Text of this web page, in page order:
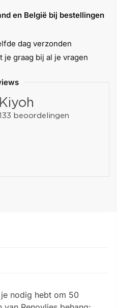
en België bij bestellingen
dag verzonden
je graag bij al je vragen
nodig hebt om 50